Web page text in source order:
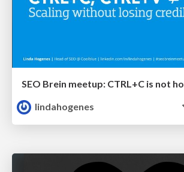
lindahogenes